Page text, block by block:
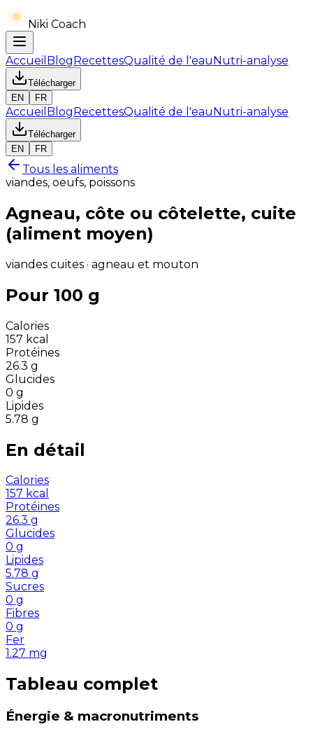
Niki Coach
Accueil BlogRecettesQualité de l'eauNutri-analyse
Télécharger
EN
FR
Accueil BlogRecettesQualité de l'eauNutri-analyse
Télécharger
EN
FR
Tous les aliments
viandes, oeufs, poissons
Agneau, côte ou côtelette, cuite
(aliment moyen)
viandes cuites · agneau et mouton
Pour 100 g
Calories
157 kcal
Protéines
26.3 g
Glucides
0 g
Lipides
5.78 g
En détail
Calories
157 kcal
Protéines
26.3 g
Glucides
0 g
Lipides
5.78 g
Sucres
0 g
Fibres
0 g
Fer
1.27 mg
Tableau complet
Énergie & macronutriments